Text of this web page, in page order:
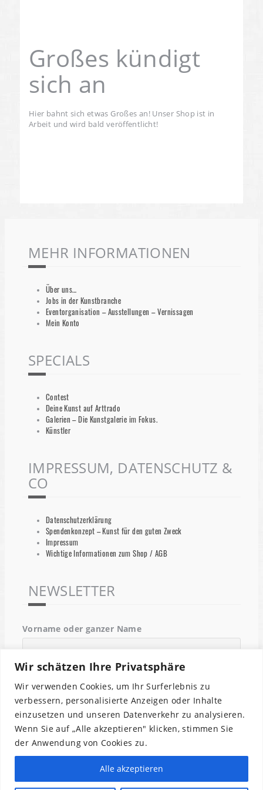
Wir schätzen Ihre Privatsphäre
Wir verwenden Cookies, um Ihr Surferlebnis zu
verbessern, personalisierte Anzeigen oder Inhalte
einzusetzen und unseren Datenverkehr zu analysieren.
Wenn Sie auf „Alle akzeptieren" klicken, stimmen Sie
der Anwendung von Cookies zu.
Alle akzeptieren
Großes kündigt
sich an
Hier bahnt sich etwas Großes an! Unser Shop ist in
Arbeit und wird bald veröffentlicht!
MEHR INFORMATIONEN
Über uns…
Jobs in der Kunstbranche
Eventorganisation – Ausstellungen – Vernissagen
Mein Konto
SPECIALS
Contest
Deine Kunst auf Arttrado
Galerien – Die Kunstgalerie im Fokus.
Künstler
IMPRESSUM, DATENSCHUTZ &
CO
Datenschutzerklärung
Spendenkonzept – Kunst für den guten Zweck
Impressum
Wichtige Informationen zum Shop / AGB
NEWSLETTER
Vorname oder ganzer Name
Email
Indem Du fortfährst, akzeptierst Du unsere
Datenschutzerklärung.